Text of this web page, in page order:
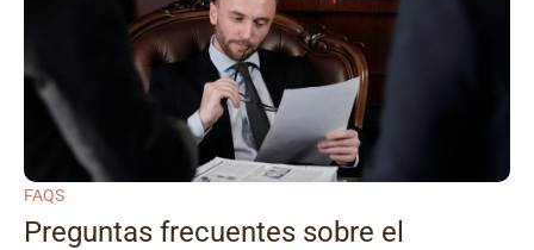
FAQS
Preguntas frecuentes sobre el